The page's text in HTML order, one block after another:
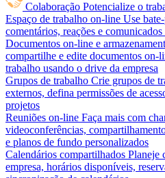
Colaboração Potencialize o
Espaço de trabalho on-line Use
comentários, reações e
Documentos on-line e
compartilhe e edite documentos on-
trabalho usando o drive da empresa
Grupos de trabalho Crie grupos de
externos, defina permissões de
projetos
Reuniões on-line Faça mais com
videoconferências,
e planos de fundo personalizados
Calendários compartilhados Planeje
empresa, horários disponíveis,